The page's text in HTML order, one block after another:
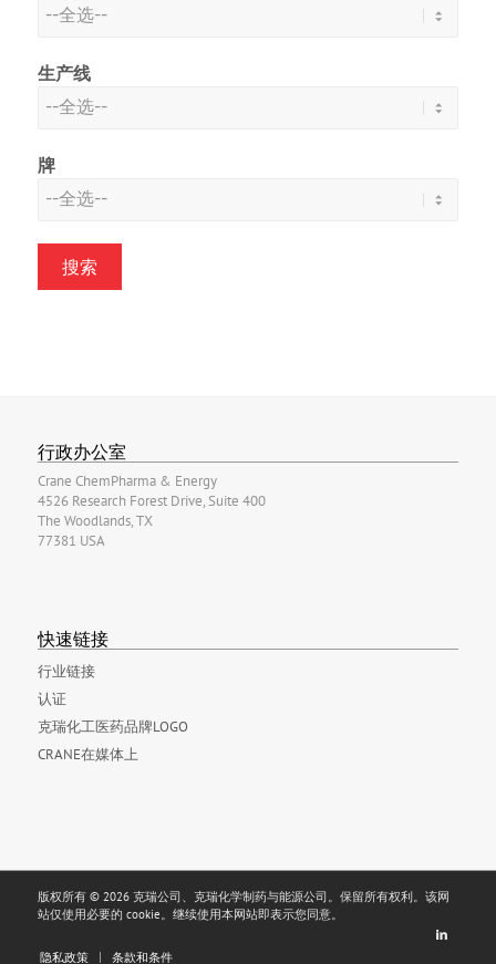
生产线
牌
行政办公室
Crane ChemPharma & Energy
4526 Research Forest Drive, Suite 400
The Woodlands, TX
77381 USA
快速链接
行业链接
认证
克瑞化工医药品牌LOGO
CRANE在媒体上
版权所有 © 2026 克瑞公司、克瑞化学制药与能源公司。保留所有权利。该网
站仅使用必要的 cookie。继续使用本网站即表示您同意。
隐私政策 条款和条件